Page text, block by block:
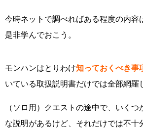
今時ネットで調べればある程度の内容
是非学んでおこう。
モンハンはとりわけ知っておくべき事
いている取扱説明書だけでは全部網羅
（ソロ用）クエストの途中で、いく
な説明があるけど、それだけでは不十